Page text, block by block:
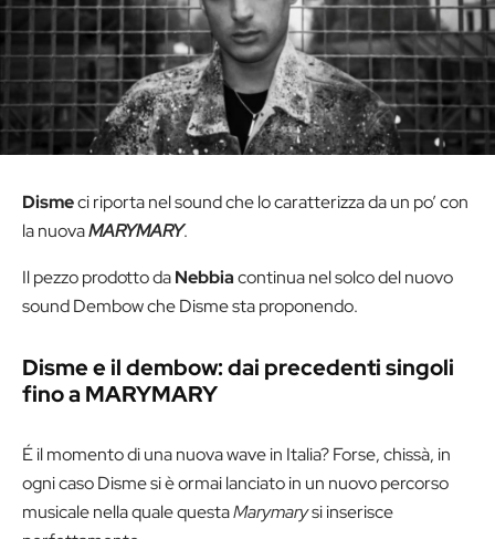
Dismeci riporta nel sound che lo caratterizza da un po’ con
la nuovaMARYMARY.
Il pezzo prodotto daNebbiacontinua nel solco del nuovo
sound Dembow che Disme sta proponendo.
Disme e il dembow: dai precedenti singoli
fino a MARYMARY
É il momento di una nuova wave in Italia? Forse, chissà, in
ogni caso Disme si è ormai lanciato in un nuovo percorso
musicale nella quale questaMarymarysi inserisce